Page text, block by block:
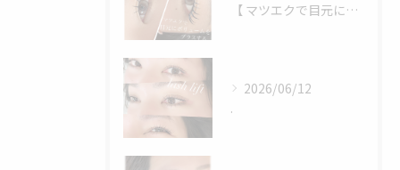
【 マツエクで目元にボリュームをプラス 】
2026/06/12
.